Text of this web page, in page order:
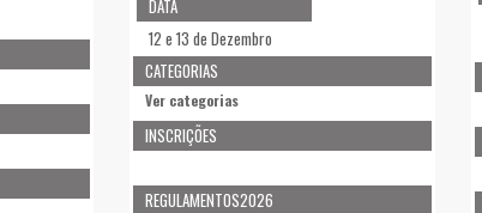
DATA
12 e 13 de Dezembro
CATEGORIAS
Ver categorias
INSCRIÇÕES
REGULAMENTOS2026